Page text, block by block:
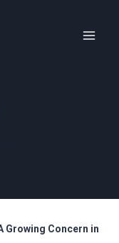
Growing Concern in